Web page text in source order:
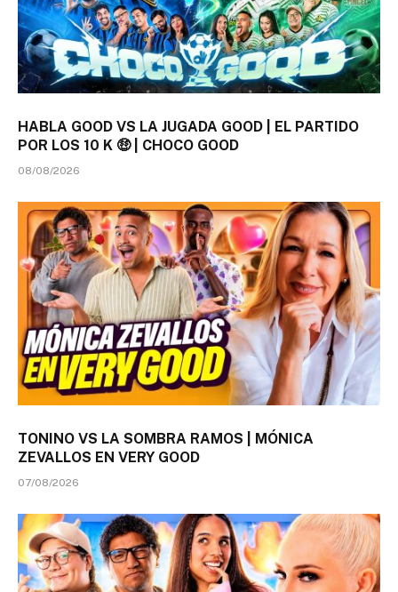
HABLA GOOD VS LA JUGADA GOOD | EL PARTIDO
POR LOS 10 K 🤑 | CHOCO GOOD
08/08/2026
TONINO VS LA SOMBRA RAMOS | MÓNICA
ZEVALLOS EN VERY GOOD
07/08/2026